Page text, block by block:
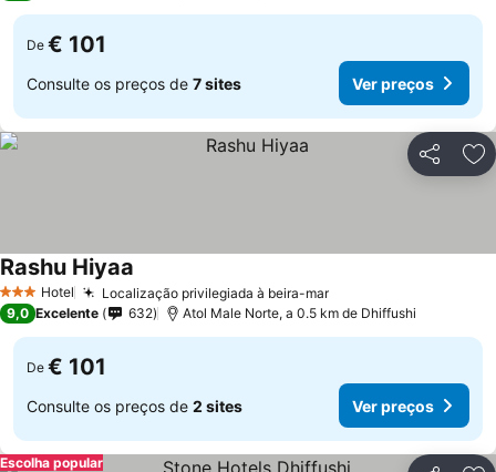
De € 101
Consulte os preços de 7 sites Ver preços
Partilhar
3 EstrelasHotel Localização privilegiada à beira-mar
Rashu Hiyaa
9,0 Excelente 632 Atol Male Norte, a 0.5 km de Dhiffushi
De € 101
Consulte os preços de 2 sites Ver preços
Escolha popular